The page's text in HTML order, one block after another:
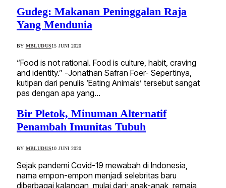
Gudeg: Makanan Peninggalan Raja
Yang Mendunia
BY MBLUDUS15 JUNI 2020
“Food is not rational. Food is culture, habit, craving
and identity.” -Jonathan Safran Foer- Sepertinya,
kutipan dari penulis ‘Eating Animals’ tersebut sangat
pas dengan apa yang…
Bir Pletok, Minuman Alternatif
Penambah Imunitas Tubuh
BY MBLUDUS10 JUNI 2020
Sejak pandemi Covid-19 mewabah di Indonesia,
nama empon-empon menjadi selebritas baru
diberbagai kalangan, mulai dari; anak-anak, remaja,